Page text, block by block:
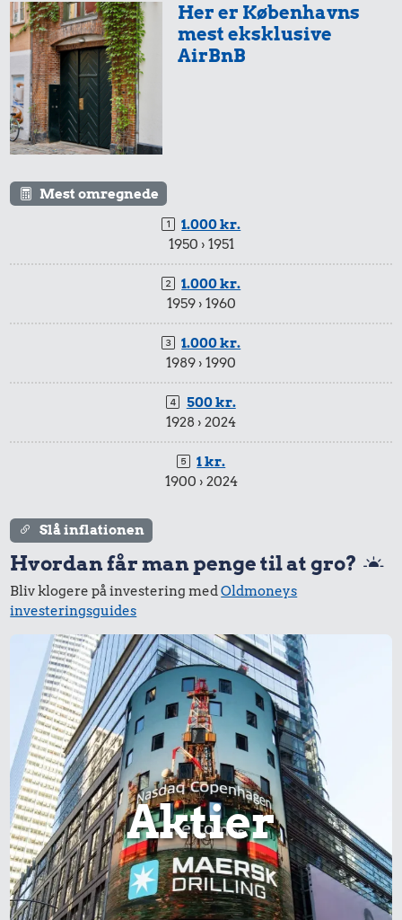
Her er Københavns
mest eksklusive
AirBnB
Mest omregnede
1.000 kr.
1950 › 1951
1.000 kr.
1959 › 1960
1.000 kr.
1989 › 1990
500 kr.
1928 › 2024
1 kr.
1900 › 2024
Slå inflationen
Hvordan får man penge til at gro?
Bliv klogere på investering medOldmoneys
investeringsguides
Aktier